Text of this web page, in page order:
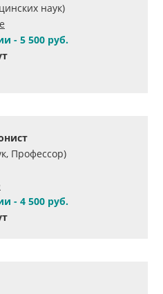
наук)
- 5 500 руб.
Профессор)
- 4 500 руб.